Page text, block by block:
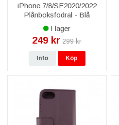
iPhone 7/8/SE2020/2022
Plånboksfodral - Blå
I lager
249 kr 299 kr
Info Köp